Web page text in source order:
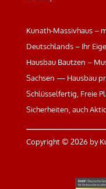
Kunath-Massivhaus –
Deutschlands – Ihr
Hausbau Bautzen –
Sachsen — Hausbau
Schlüsselfertig, Freie
Sicherheiten, auch
Copyright © 2026 by